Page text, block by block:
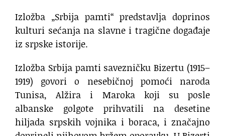
Izložba „Srbija pamti“ predstavlja doprinos
kulturi sećanja na slavne i tragične događaje
iz srpske istorije.
Izložba Srbija pamti savezničku Bizertu (1915–
1919) govori o nesebičnoj pomoći naroda
Tunisa, Alžira i Maroka koji su posle
albanske golgote prihvatili na desetine
hiljada srpskih vojnika i boraca, i značajno